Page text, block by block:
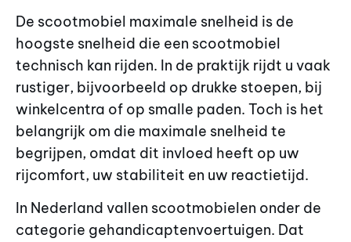
De scootmobiel maximale snelheid is de
hoogste snelheid die een scootmobiel
technisch kan rijden. In de praktijk rijdt u vaak
rustiger, bijvoorbeeld op drukke stoepen, bij
winkelcentra of op smalle paden. Toch is het
belangrijk om die maximale snelheid te
begrijpen, omdat dit invloed heeft op uw
rijcomfort, uw stabiliteit en uw reactietijd.
In Nederland vallen scootmobielen onder de
categorie gehandicaptenvoertuigen. Dat